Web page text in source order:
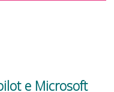
e Microsoft